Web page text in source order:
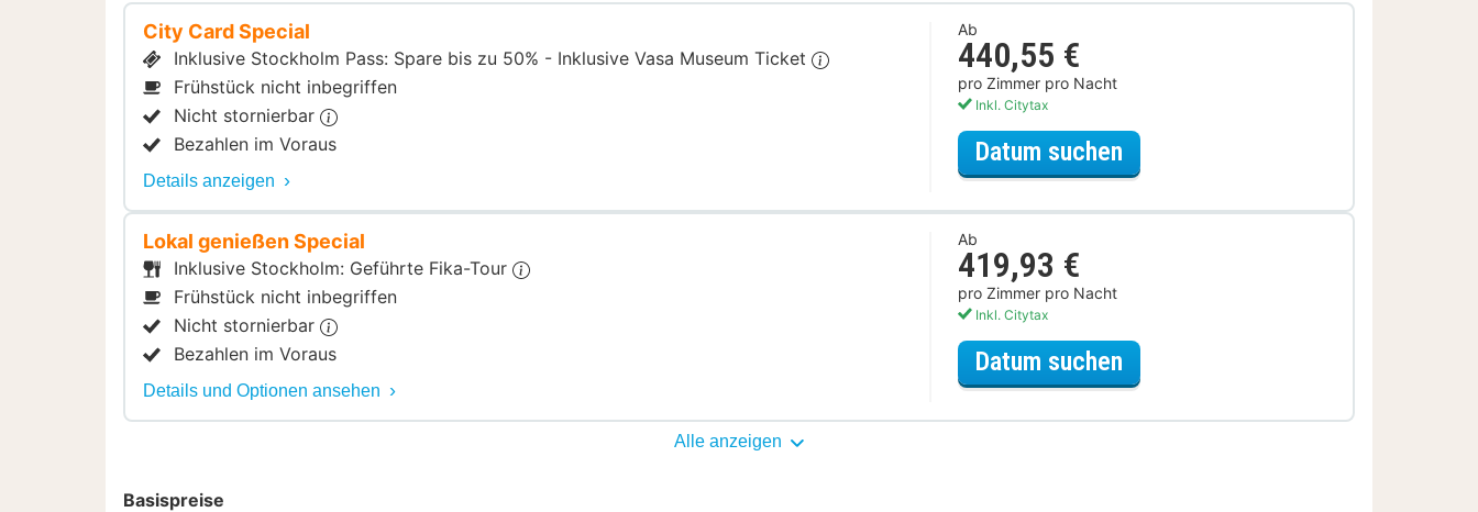
City Card Special
Inklusive Stockholm Pass: Spare bis zu 50% - Inklusive Vasa Museum Ticket
Frühstück nicht inbegriffen
Nicht stornierbar
Bezahlen im Voraus
Details anzeigen
Ab
440,55 €
pro Zimmer pro Nacht
Inkl. Citytax
Datum suchen
Lokal genießen Special
Inklusive Stockholm: Geführte Fika-Tour
Frühstück nicht inbegriffen
Nicht stornierbar
Bezahlen im Voraus
Details und Optionen ansehen
Ab
419,93 €
pro Zimmer pro Nacht
Inkl. Citytax
Datum suchen
Alle anzeigen
Basispreise